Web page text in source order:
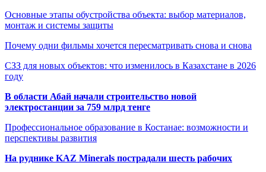
Основные этапы обустройства объекта: выбор материалов,
монтаж и системы защиты
Почему одни фильмы хочется пересматривать снова и снова
СЗЗ для новых объектов: что изменилось в Казахстане в 2026
году
В области Абай начали строительство новой
электростанции за 759 млрд тенге
Профессиональное образование в Костанае: возможности и
перспективы развития
На руднике KAZ Minerals пострадали шесть рабочих